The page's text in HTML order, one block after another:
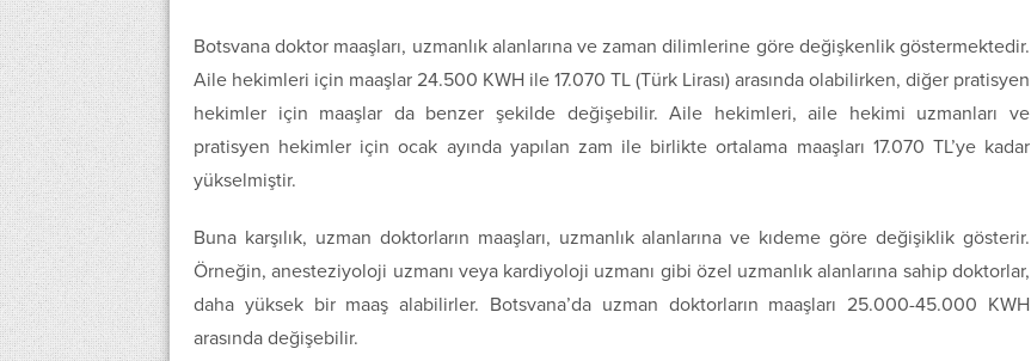
Botsvana doktor maaşları, uzmanlık alanlarına ve zaman dilimlerine göre değişkenlik göstermektedir.
Aile hekimleri için maaşlar 24.500 KWH ile 17.070 TL (Türk Lirası) arasında olabilirken, diğer pratisyen
hekimler için maaşlar da benzer şekilde değişebilir. Aile hekimleri, aile hekimi uzmanları ve
pratisyen hekimler için ocak ayında yapılan zam ile birlikte ortalama maaşları 17.070 TL’ye kadar
yükselmiştir.
Buna karşılık, uzman doktorların maaşları, uzmanlık alanlarına ve kıdeme göre değişiklik gösterir.
Örneğin, anesteziyoloji uzmanı veya kardiyoloji uzmanı gibi özel uzmanlık alanlarına sahip doktorlar,
daha yüksek bir maaş alabilirler. Botsvana’da uzman doktorların maaşları 25.000-45.000 KWH
arasında değişebilir.